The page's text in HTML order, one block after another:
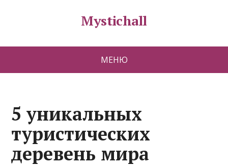
Mystichall
МЕНЮ
5 уникальных
туристических
деревень мира